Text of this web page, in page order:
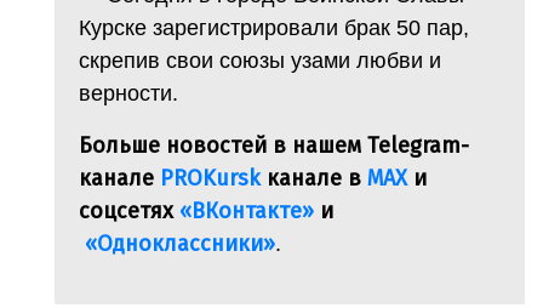
Курске зарегистрировали брак 50 пар,
скрепив свои союзы узами любви и
верности.
Больше новостей в нашем Telegram-
канале PROKurskканале в МАХи
соцсетях «ВКонтакте» и
«Одноклассники».